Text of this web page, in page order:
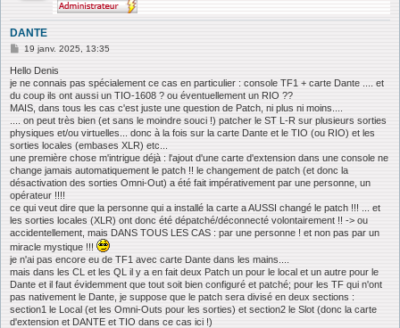
DANTE
M
s
s
g
e
19 janv. 2025, 13:35
Hello Denis
je ne connais pas spécialement ce cas en particulier : console TF1 + carte Dante .... et
du coup ils ont aussi un TIO-1608 ? ou éventuellement un RIO ??
MAIS, dans tous les cas c'est juste une question de Patch, ni plus ni moins....
.... on peut très bien (et sans le moindre souci !) patcher le ST L-R sur plusieurs sorties
physiques et/ou virtuelles... donc à la fois sur la carte Dante et le TIO (ou RIO) et les
sorties locales (embases XLR) etc...
une première chose m'intrigue déjà : l'ajout d'une carte d'extension dans une console ne
change jamais automatiquement le patch !! le changement de patch (et donc la
désactivation des sorties Omni-Out) a été fait impérativement par une personne, un
opérateur !!!!
ce qui veut dire que la personne qui a installé la carte a AUSSI changé le patch !!! ... et
les sorties locales (XLR) ont donc été dépatché/déconnecté volontairement !! -> ou
accidentellement, mais DANS TOUS LES CAS : par une personne ! et non pas par un
miracle mystique !!!
je n'ai pas encore eu de TF1 avec carte Dante dans les mains....
mais dans les CL et les QL il y a en fait deux Patch un pour le local et un autre pour le
Dante et il faut évidemment que tout soit bien configuré et patché; pour les TF qui n'ont
pas nativement le Dante, je suppose que le patch sera divisé en deux sections :
section1 le Local (et les Omni-Outs pour les sorties) et section2 le Slot (donc la carte
d'extension et DANTE et TIO dans ce cas ici !)